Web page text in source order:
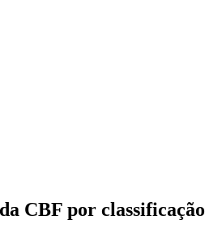
CBF por classificação